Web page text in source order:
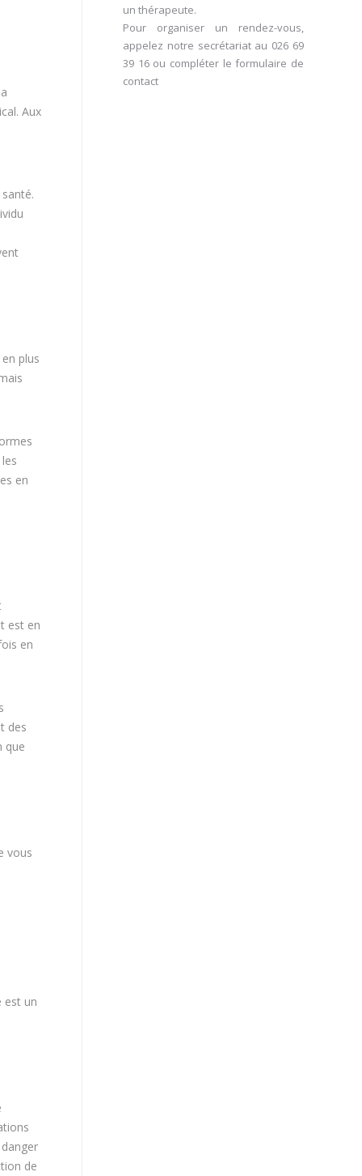
Aux
plus
en
est en
en
des
que
vous
est un
de
un thérapeute.
Pour organiser un rendez-vous,
appelez notre secrétariat au 026 69
39 16ou compléter leformulaire de
contact